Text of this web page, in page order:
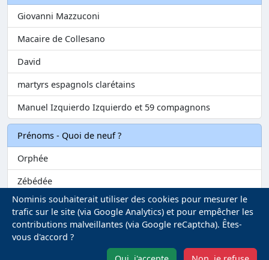
Giovanni Mazzuconi
Macaire de Collesano
David
martyrs espagnols clarétains
Manuel Izquierdo Izquierdo et 59 compagnons
Prénoms - Quoi de neuf ?
Orphée
Zébédée
Melvil
Matilin
Nominis souhaiterait utiliser des cookies pour mesurer le
trafic sur le site (via Google Analytics) et pour empêcher les
contributions malveillantes (via Google reCaptcha). Êtes-
vous d'accord ?